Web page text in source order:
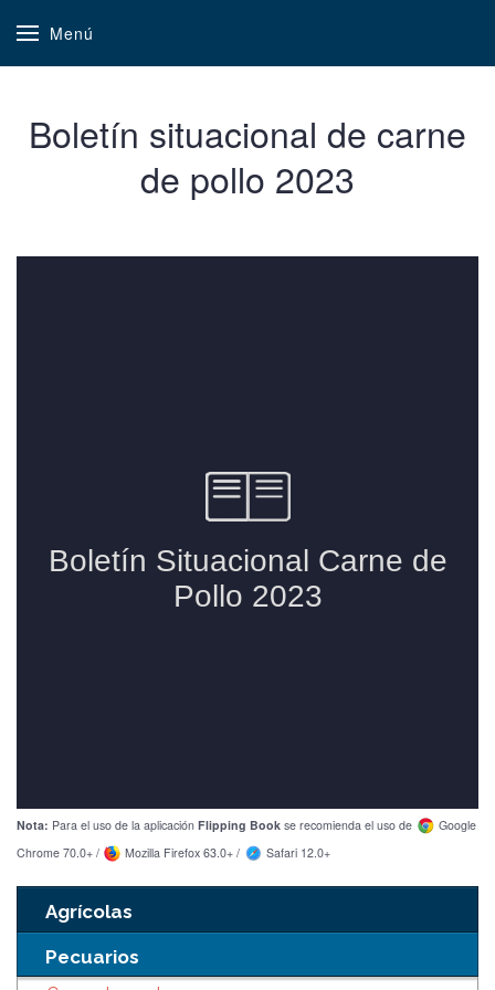
Menú
Boletín situacional de carne
de pollo 2023
Nota: Para el uso de la aplicación Flipping Book se recomienda el uso de
Google
Chrome 70.0+ /
Mozilla Firefox 63.0+ / Safari 12.0+
Agrícolas
Pecuarios